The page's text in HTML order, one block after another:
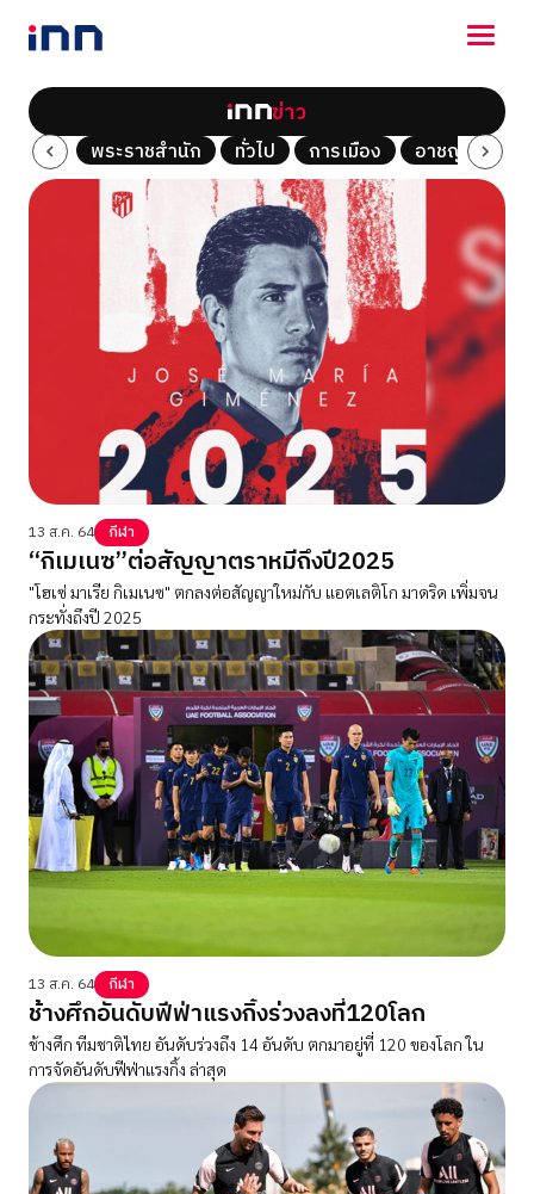
NEWS
ENTERTAINMENT
LIFESTYLE
HOROSCOPE
ร่วมด้วยช่วยกัน
ข่าว
Tech พระราชสำนัก ทั่วไป การเมือง อาชญากรรม
13 ส.ค. 64 กีฬา
“กิเมเนซ”ต่อสัญญาตราหมีถึงปี2025
"โฮเซ่ มาเรีย กิเมเนซ" ตกลงต่อสัญญาใหม่กับ แอตเลติโก มาดริด เพิ่มจน
กระทั่งถึงปี 2025
13 ส.ค. 64 กีฬา
ช้างศึกอันดับฟีฟ่าแรงกิ้งร่วงลงที่120โลก
ช้างศึก ทีมชาติไทย อันดับร่วงถึง 14 อันดับ ตกมาอยู่ที่ 120 ของโลก ใน
การจัดอันดับฟีฟ่าแรงกิ้ง ล่าสุด